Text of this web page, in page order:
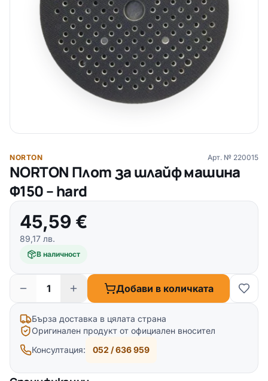
NORTON Арт. № 220015
NORTON Плот за шлайф машина
Ф150 – hard
45,59 €
89,17 лв.
В наличност
Добави в количката
Бърза доставка в цялата страна
Оригинален продукт от официален вносител
Консултация:
052 / 636 959